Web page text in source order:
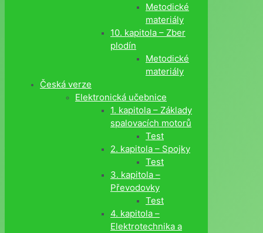
Metodické
materiály
10. kapitola – Zber
plodín
Metodické
materiály
Česká verze
Elektronická učebnice
1. kapitola – Základy
spalovacích motorů
Test
2. kapitola – Spojky
Test
3. kapitola –
Převodovky
Test
4. kapitola –
Elektrotechnika a